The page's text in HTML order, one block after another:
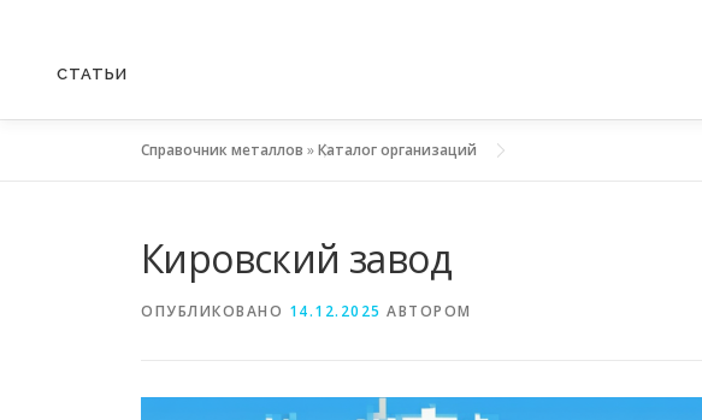
СТАТЬИ
Справочник металлов »Каталог организаций
Кировский завод
ОПУБЛИКОВАНО 14.12.2025 АВТОРОМ